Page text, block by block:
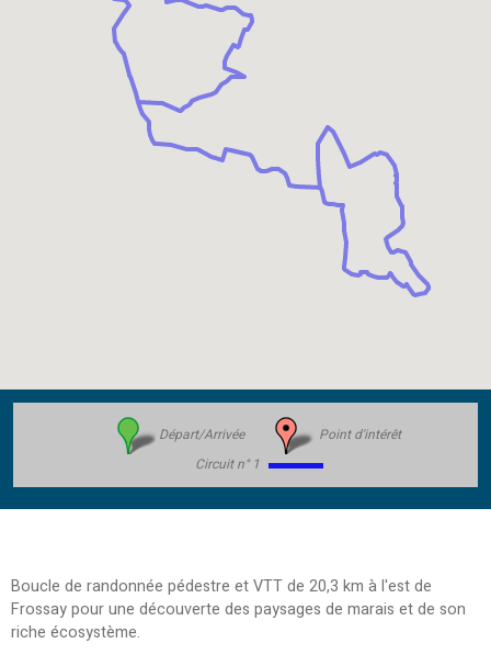
Départ/Arrivée
Point d'intérêt
Circuit n° 1
Boucle de randonnée pédestre et VTT de 20,3 km à l'est de
Frossay pour une découverte des paysages de marais et de son
riche écosystème.